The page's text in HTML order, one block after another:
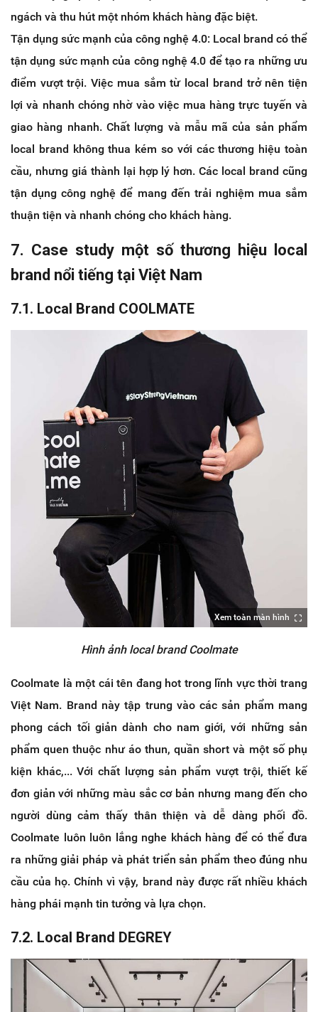
ngách và thu hút một nhóm khách hàng đặc biệt.
Tận dụng sức mạnh của công nghệ 4.0: Local brand có thể
tận dụng sức mạnh của công nghệ 4.0 để tạo ra những ưu
điểm vượt trội. Việc mua sắm từ local brand trở nên tiện
lợi và nhanh chóng nhờ vào việc mua hàng trực tuyến và
giao hàng nhanh. Chất lượng và mẫu mã của sản phẩm
local brand không thua kém so với các thương hiệu toàn
cầu, nhưng giá thành lại hợp lý hơn. Các local brand cũng
tận dụng công nghệ để mang đến trải nghiệm mua sắm
thuận tiện và nhanh chóng cho khách hàng.
7. Case study một số thương hiệu local
brand nổi tiếng tại Việt Nam
7.1. Local Brand COOLMATE
Xem toàn màn hình
Hình ảnh local brand Coolmate
Coolmate là một cái tên đang hot trong lĩnh vực thời trang
Việt Nam. Brand này tập trung vào các sản phẩm mang
phong cách tối giản dành cho nam giới, với những sản
phẩm quen thuộc như áo thun, quần short và một số phụ
kiện khác,... Với chất lượng sản phẩm vượt trội, thiết kế
đơn giản với những màu sắc cơ bản nhưng mang đến cho
người dùng cảm thấy thân thiện và dễ dàng phối đồ.
Coolmate luôn luôn lắng nghe khách hàng để có thể đưa
ra những giải pháp và phát triển sản phẩm theo đúng nhu
cầu của họ. Chính vì vậy, brand này được rất nhiều khách
hàng phái mạnh tin tưởng và lựa chọn.
7.2. Local Brand DEGREY